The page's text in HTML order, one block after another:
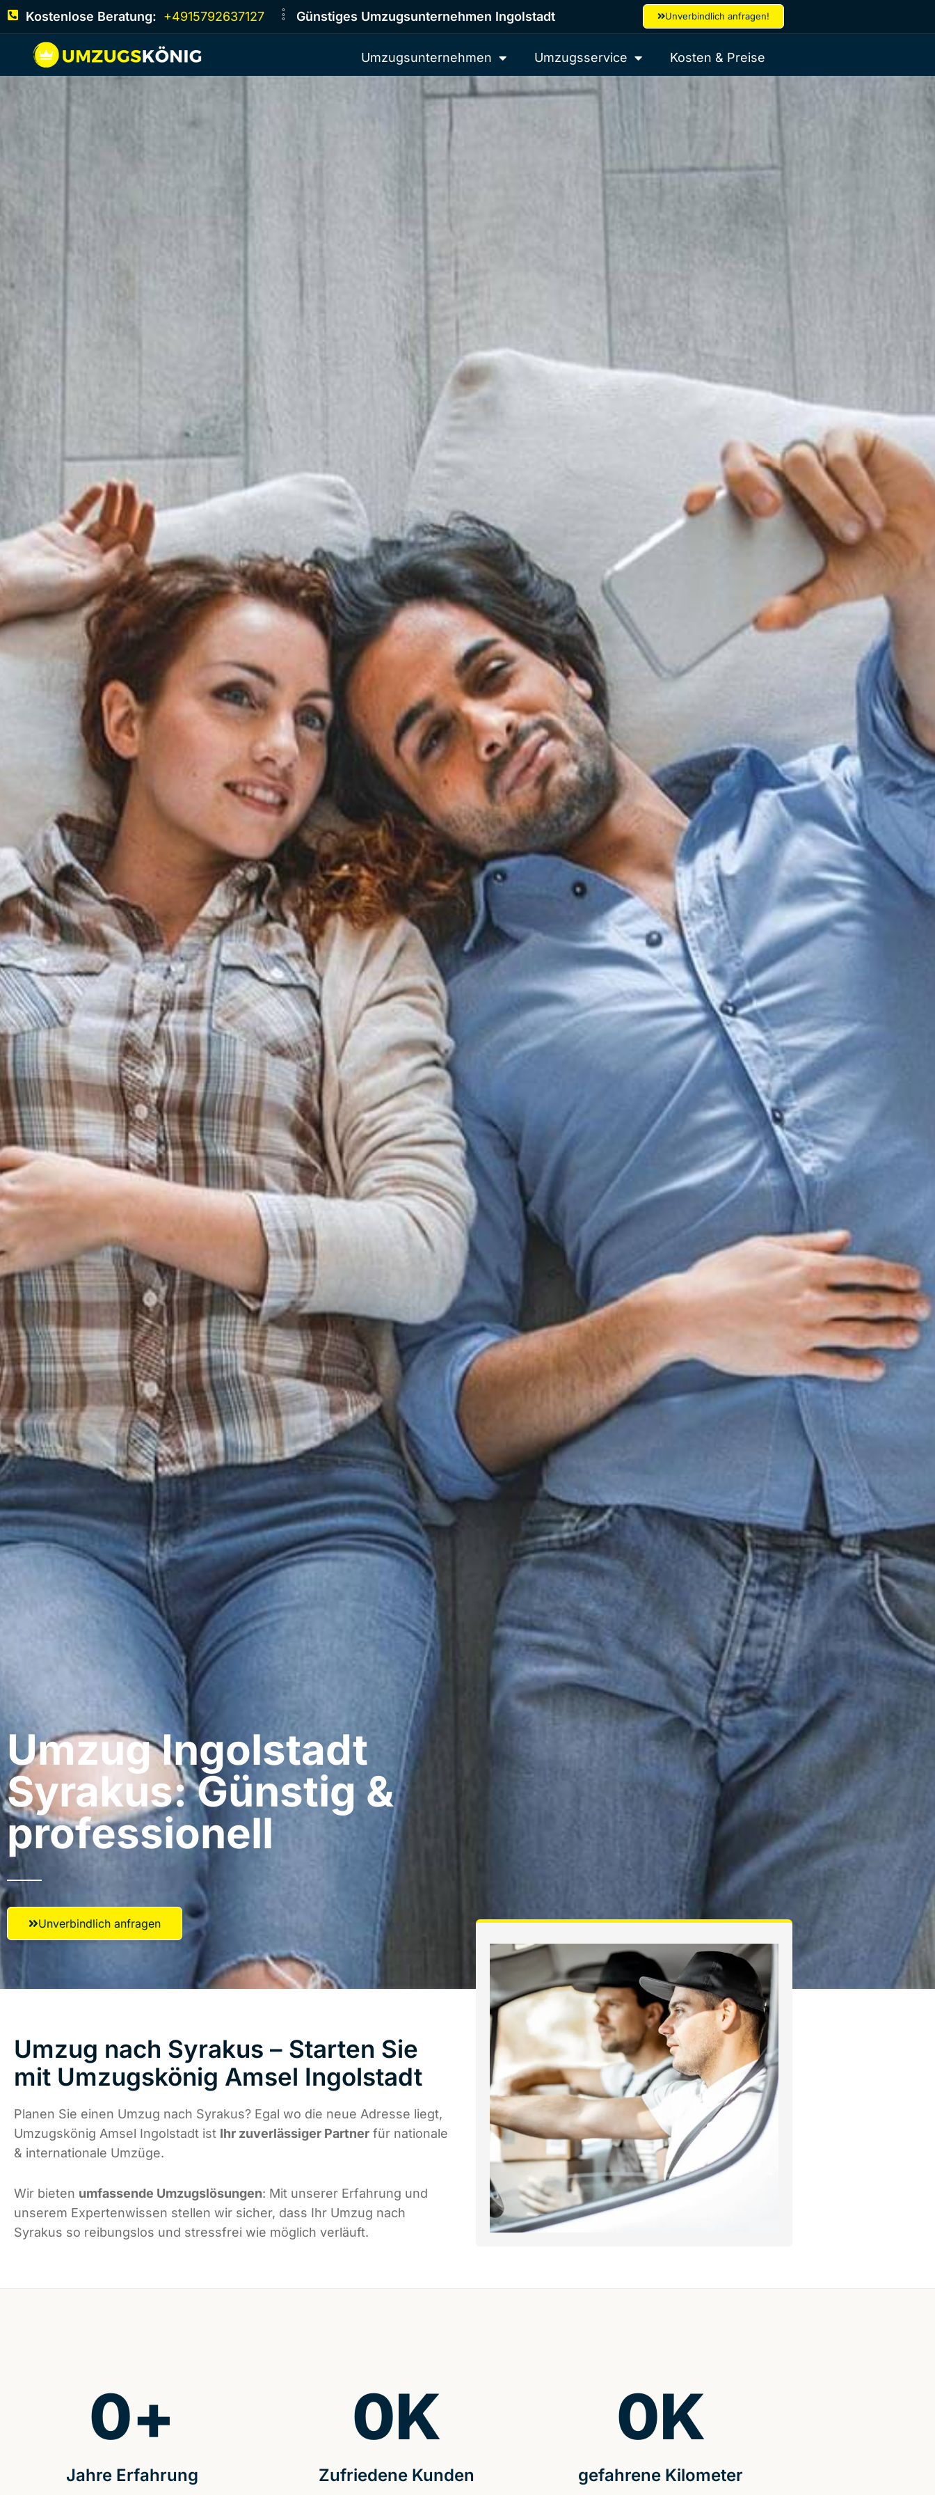
Kostenlose Beratung: +4915792637127 Günstiges Umzugsunternehmen Ingolstadt Unverbindlich anfragen!
Umzugsunternehmen Umzugsservice Kosten & Preise
Umzug Ingolstadt​
Syrakus: Günstig &
professionell​
Unverbindlich anfragen
Umzug nach Syrakus – Starten Sie
mit Umzugskönig Amsel Ingolstadt
Planen Sie einen Umzug nach Syrakus? Egal wo die neue Adresse liegt,
Umzugskönig Amsel Ingolstadt ist Ihr zuverlässiger Partner für nationale
& internationale Umzüge.
Wir bieten umfassende Umzugslösungen: Mit unserer Erfahrung und
unserem Expertenwissen stellen wir sicher, dass Ihr Umzug nach
Syrakus so reibungslos und stressfrei wie möglich verläuft.
Jahre Erfahrung
0+
Zufriedene Kunden
0K
gefahrene Kilometer
0K